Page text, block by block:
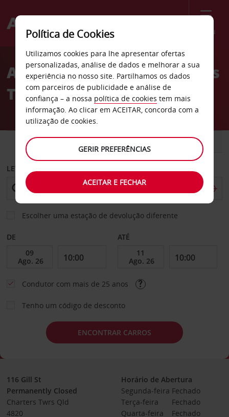
Menu
Welcome
AvisAluguer de carros Charters
Towers
CARRO COMERCIAIS
LEVANTAR EM
Escolher uma estação de devolução diferente
DE ATÉ
Condutor com mais de 25 anos
Tenho um código de desconto
ENCONTRAR CARROS
116 Gill St
Permanently Closed
Charters Twrs Qld
4820
Horário de Abertura
Segunda-feira Fechado
Terça-feira
Fechado
Quarta-feira
Fechado
Política de Cookies
Utilizamos cookies para lhe apresentar ofertas
personalizadas, análise de dados e melhorar a sua
experiência no nosso site. Partilhamos os dados
com parceiros de publicidade e análise de
confiança – a nossa política de cookies tem mais
informação. Ao clicar em ACEITAR, concorda com a
utilização de cookies.
GERIR PREFERÊNCIAS
ACEITAR E FECHAR